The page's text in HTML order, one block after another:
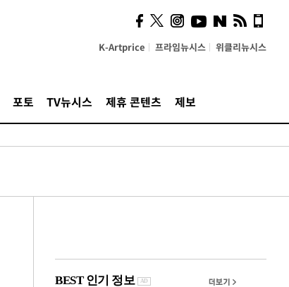
K-Artprice 프라임뉴시스 위클리뉴시스
포토 TV뉴시스 제휴 콘텐츠 제보
시, 스마트폰 액세서리에
NFC 더했다